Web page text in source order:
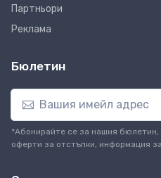
Партньори
Реклама
Бюлетин
*Абонирайте се за нашия бюлетин,
оферти за отстъпки, информация